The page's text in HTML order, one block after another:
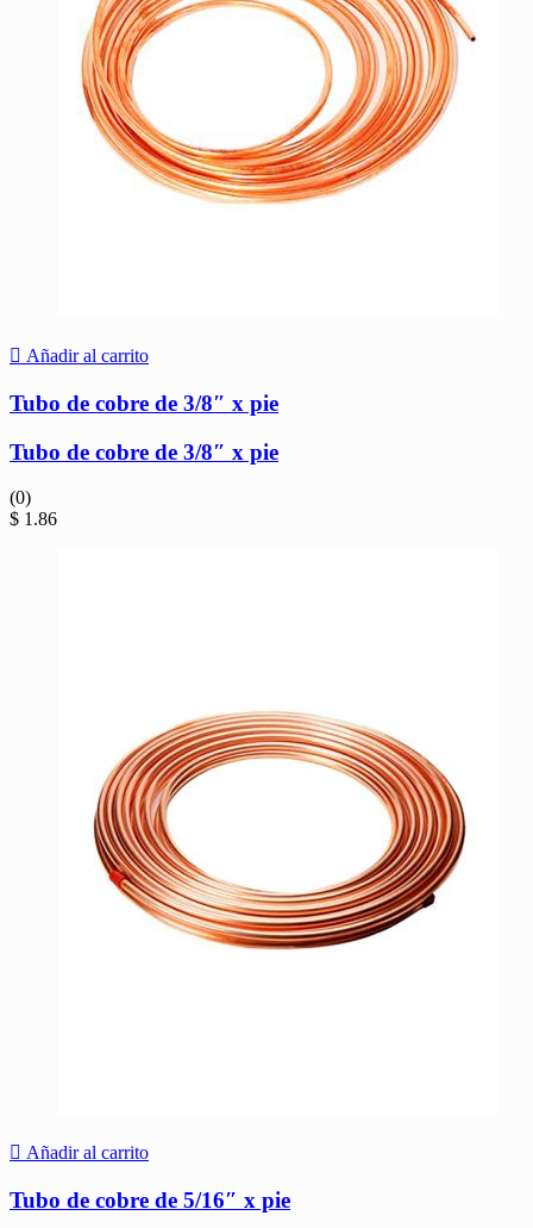
Añadir al carrito
Tubo de cobre de 3/8″ x pie
Tubo de cobre de 3/8″ x pie
(0)
$ 1.86
Añadir al carrito
Tubo de cobre de 5/16″ x pie